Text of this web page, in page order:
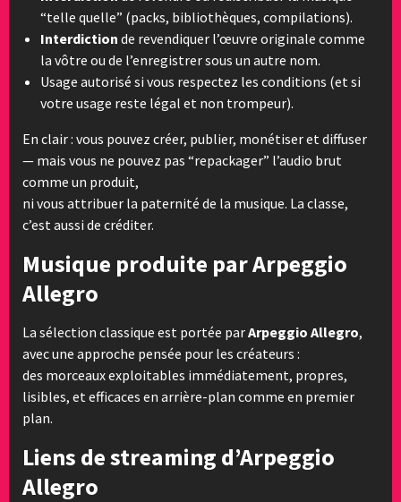
“telle quelle” (packs, bibliothèques, compilations).
Interdiction de revendiquer l’œuvre originale comme
la vôtre ou de l’enregistrer sous un autre nom.
Usage autorisé si vous respectez les conditions (et si
votre usage reste légal et non trompeur).
En clair : vous pouvez créer, publier, monétiser et diffuser
— mais vous ne pouvez pas “repackager” l’audio brut
comme un produit,
ni vous attribuer la paternité de la musique. La classe,
c’est aussi de créditer.
Musique produite par Arpeggio
Allegro
La sélection classique est portée parArpeggio Allegro,
avec une approche pensée pour les créateurs :
des morceaux exploitables immédiatement, propres,
lisibles, et efficaces en arrière-plan comme en premier
plan.
Liens de streaming d’Arpeggio
Allegro